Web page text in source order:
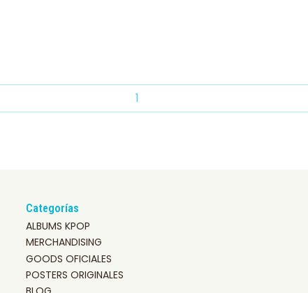
Categorías
ALBUMS KPOP
MERCHANDISING
GOODS OFICIALES
POSTERS ORIGINALES